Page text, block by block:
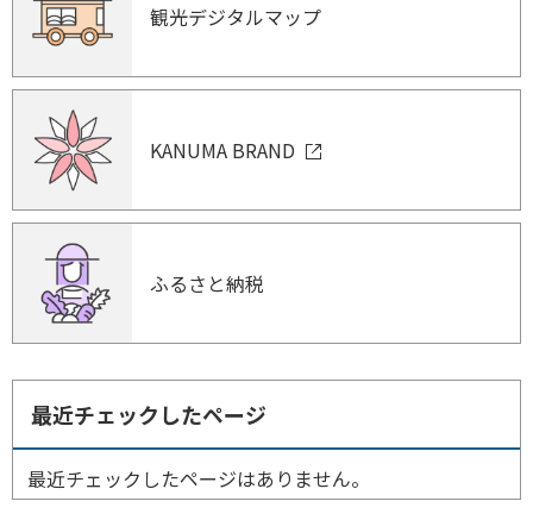
観光デジタルマップ
KANUMA BRAND
ふるさと納税
最近チェックしたページ
最近チェックしたページはありません。